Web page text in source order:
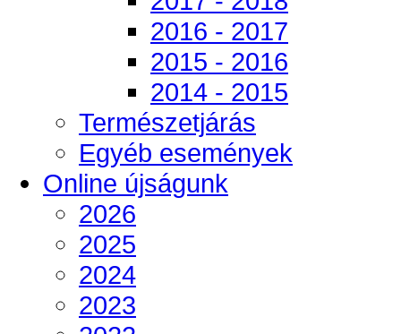
2016 - 2017
2015 - 2016
2014 - 2015
Természetjárás
Egyéb események
Online újságunk
2026
2025
2024
2023